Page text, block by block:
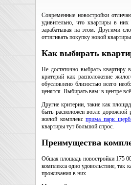
Современные новостройки
удивительно, что квартиры в
зарабатывая на этом. Другими
оттягивать покупку новой
Как выбирать
Не достаточно выбрать квартиру
критерий как расположение
обусловлено близостью всего
ценятся. Выбирать вам: в центре
Другие критерии, такие как
быть расположен возле дорожной
жилой комплексприма парк
квартиры тут большой спрос.
Преимущества
Общая площадь новостройки 175
комплекса одно удовольствие, так
проживания в них.